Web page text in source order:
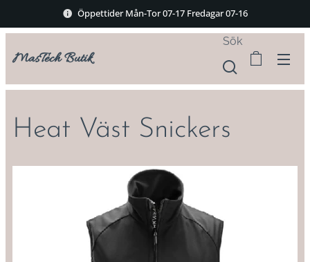
Öppettider Mån-Tor 07-17 Fredagar 07-16
MasTech Butik
Sök
Heat Väst Snickers